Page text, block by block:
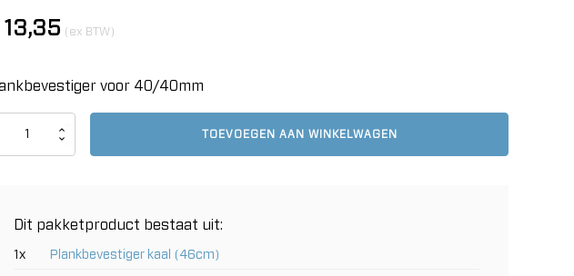
13,35 (ex BTW)
voor 40/40mm
TOEVOEGEN AAN WINKELWAGEN
Dit pakketproduct bestaat uit:
1x Plankbevestiger kaal (46cm)